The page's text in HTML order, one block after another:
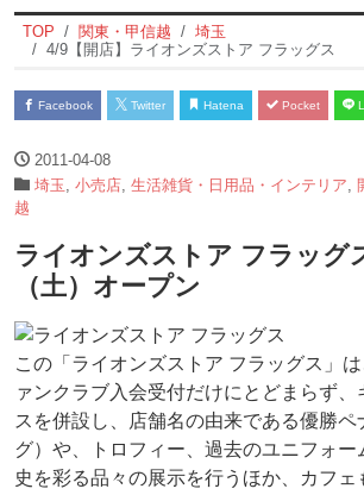
TOP 関東・甲信越
埼玉
4/9【開店】ライオンズストア フラッグス
Facebook Twitter Hatena Pocket
2011-04-08
埼玉 小売店 生活雑貨・日用品・インテリア
越
ライオンズストア フラッグ
（土）オープン
この「ライオンズストア フラッグス」
ァンクラブ入会受付だけにとどまらず、
スを併設し、店舗名の由来である優勝ペ
グ）や、トロフィー、過去のユニフォー
史を彩る品々の展示を行うほか、カフェ